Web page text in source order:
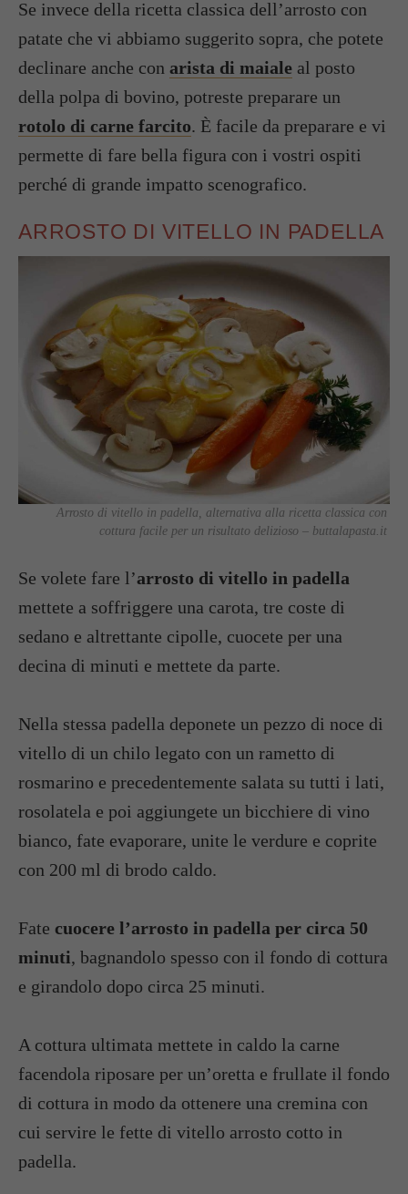
Se invece della ricetta classica dell’arrosto con
patate che vi abbiamo suggerito sopra, che potete
declinare anche con arista di maiale al posto
della polpa di bovino, potreste preparare un
rotolo di carne farcito. È facile da preparare e vi
permette di fare bella figura con i vostri ospiti
perché di grande impatto scenografico.
ARROSTO DI VITELLO IN PADELLA
Arrosto di vitello in padella, alternativa alla ricetta classica con
cottura facile per un risultato delizioso – buttalapasta.it
Se volete fare l’arrosto di vitello in padella
mettete a soffriggere una carota, tre coste di
sedano e altrettante cipolle, cuocete per una
decina di minuti e mettete da parte.
Nella stessa padella deponete un pezzo di noce di
vitello di un chilo legato con un rametto di
rosmarino e precedentemente salata su tutti i lati,
rosolatela e poi aggiungete un bicchiere di vino
bianco, fate evaporare, unite le verdure e coprite
con 200 ml di brodo caldo.
Fate cuocere l’arrosto in padella per circa 50
minuti, bagnandolo spesso con il fondo di cottura
e girandolo dopo circa 25 minuti.
A cottura ultimata mettete in caldo la carne
facendola riposare per un’oretta e frullate il fondo
di cottura in modo da ottenere una cremina con
cui servire le fette di vitello arrosto cotto in
padella.